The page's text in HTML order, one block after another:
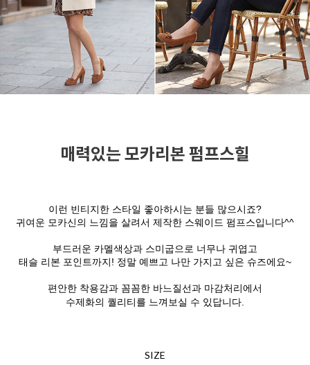
매력있는 모카리본 펌프스힐
이런 빈티지한 스타일 좋아하시는 분들 많으시죠?
귀여운 모카신의 느낌을 살려서 제작한 스웨이드 펌프스입니다^^
부드러운 카멜색상과 스미굽으로 너무나 귀엽고
태슬 리본 포인트까지! 정말 예쁘고 나만 가지고 싶은 슈즈에요~
편안한 착용감과 꼼꼼한 바느질선과 마감처리에서
수제화의 퀄리티를 느껴보실 수 있답니다.
SIZE